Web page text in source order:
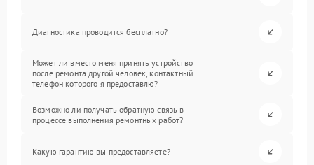
Диагностика проводится бесплатно?
Может ли вместо меня принять устройство
после ремонта другой человек, контактный
телефон которого я предоставлю?
Возможно ли получать обратную связь в
процессе выполнения ремонтных работ?
Какую гарантию вы предоставляете?